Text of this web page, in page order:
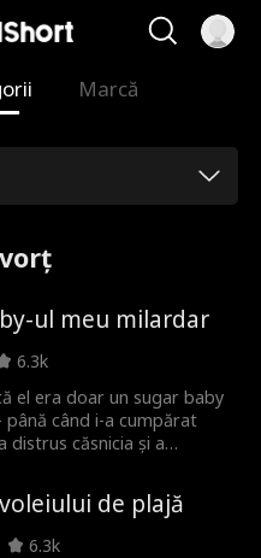
Marcă
ul meu milardar
6.3k
el era doar un sugar baby
când i-a cumpărat
distrus căsnicia și a
aleagă între mândrie,
care nu a încetat
iubească.
de plajă
6.3k